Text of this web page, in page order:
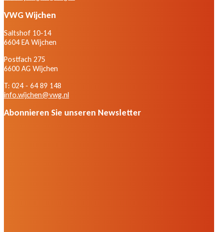
VWG Wijchen
Saltshof 10-14
6604 EA Wijchen
Postfach 275
6600 AG Wijchen
T: 024 - 64 89 148
info.wijchen@vwg.nl
Abonnieren Sie unseren Newsletter